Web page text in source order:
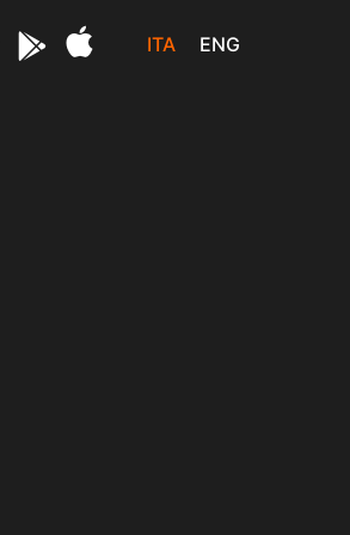
ITA ENG